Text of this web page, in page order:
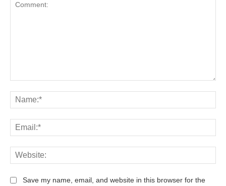
Save my name, email, and website in this browser for the